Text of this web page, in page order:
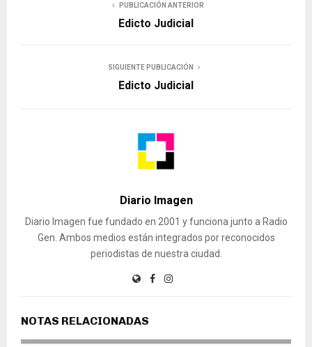
PUBLICACIÓN ANTERIOR
Edicto Judicial
SIGUIENTE PUBLICACIÓN
Edicto Judicial
Diario Imagen
Diario Imagen fue fundado en 2001 y funciona junto a Radio
Gen. Ambos medios están integrados por reconocidos
periodistas de nuestra ciudad.
NOTAS RELACIONADAS